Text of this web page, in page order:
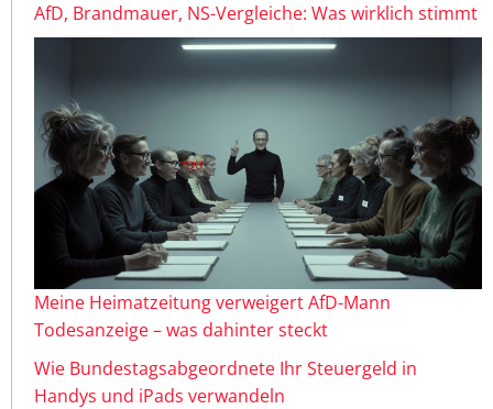
AfD, Brandmauer, NS-Vergleiche: Was wirklich stimmt
Meine Heimatzeitung verweigert AfD-Mann
Todesanzeige – was dahinter steckt
Wie Bundestagsabgeordnete Ihr Steuergeld in
Handys und iPads verwandeln